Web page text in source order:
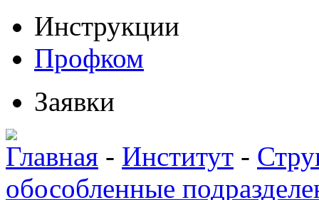
Инструкции
Профком
Заявки
Главная - Институт -
обособленные